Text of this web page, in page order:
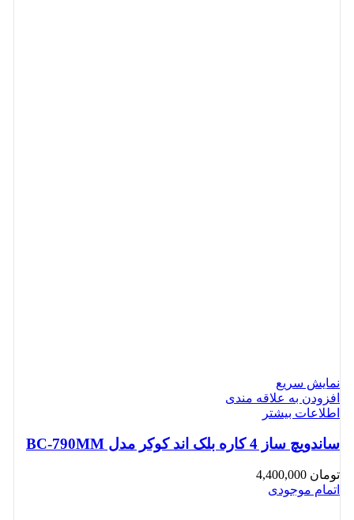
نمایش سریع
افزودن به علاقه مندی
اطلاعات بیشتر
ساندویچ ساز 4 کاره بلک اند کوکر مدل BC-790MM
تومان
اتمام موجودی